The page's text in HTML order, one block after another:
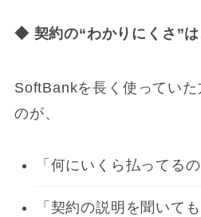
◆ 契約の“わかりにくさ”
SoftBankを長く使ってい
のが、
「何にいくら払ってる
「契約の説明を聞いて